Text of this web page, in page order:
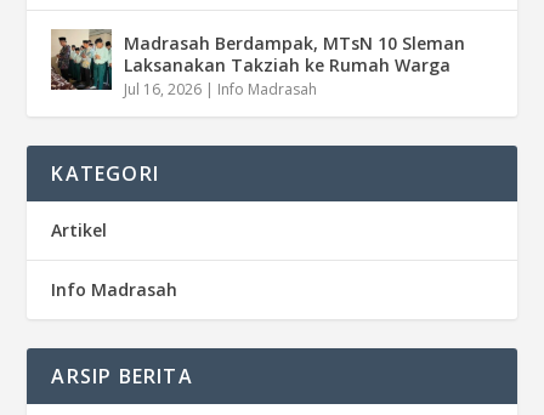
Madrasah Berdampak, MTsN 10 Sleman
Laksanakan Takziah ke Rumah Warga
Jul 16, 2026 | Info Madrasah
KATEGORI
Artikel
Info Madrasah
ARSIP BERITA